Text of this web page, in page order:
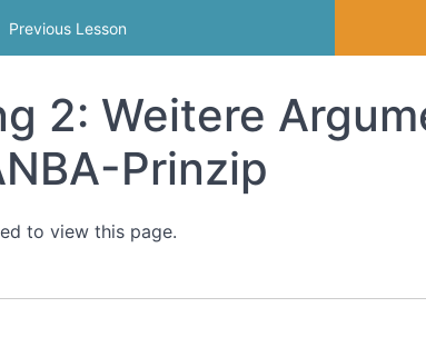
Previous Lesson
2: Weitere
Prinzip
to view this page.